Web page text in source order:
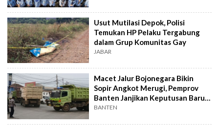
Usut Mutilasi Depok, Polisi
Temukan HP Pelaku Tergabung
dalam Grup Komunitas Gay
JABAR
Macet Jalur Bojonegara Bikin
Sopir Angkot Merugi, Pemprov
Banten Janjikan Keputusan Baru 4
Hari Lagi
BANTEN